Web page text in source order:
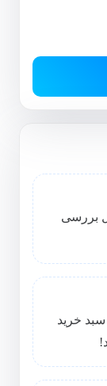
بررسی
خرید